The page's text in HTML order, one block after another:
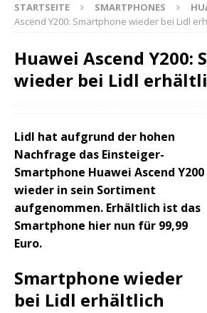
STARTSEITE SMARTPHONES
Ascend Y200: Smartphone wieder bei Lidl
Huawei Ascend Y200:
wieder bei Lidl
Lidl hat aufgrund der hohen
Nachfrage das Einsteiger-
Smartphone Huawei Ascend Y200
wieder in sein Sortiment
aufgenommen. Erhältlich ist das
Smartphone hier nun für 99,99
Euro.
Smartphone wieder
bei Lidl erhältlich